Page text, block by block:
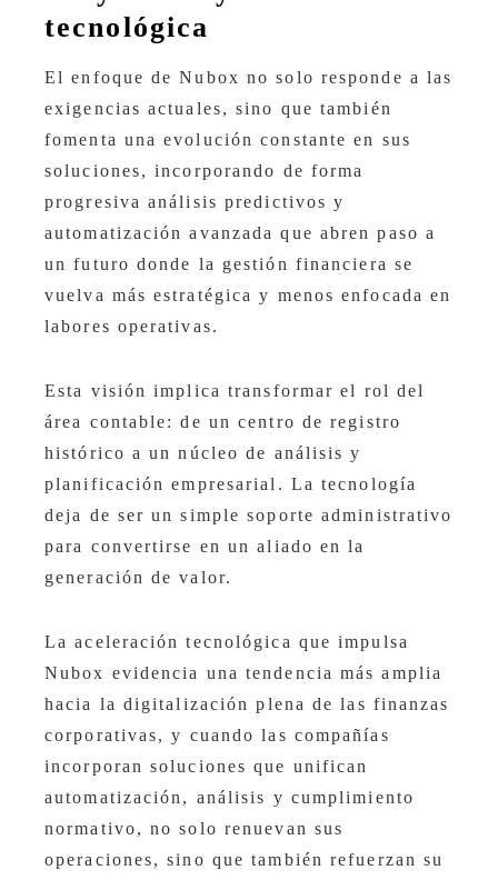
tecnológica
El enfoque de Nubox no solo responde a las
exigencias actuales, sino que también
fomenta una evolución constante en sus
soluciones, incorporando de forma
progresiva análisis predictivos y
automatización avanzada que abren paso a
un futuro donde la gestión financiera se
vuelva más estratégica y menos enfocada en
labores operativas.
Esta visión implica transformar el rol del
área contable: de un centro de registro
histórico a un núcleo de análisis y
planificación empresarial. La tecnología
deja de ser un simple soporte administrativo
para convertirse en un aliado en la
generación de valor.
La aceleración tecnológica que impulsa
Nubox evidencia una tendencia más amplia
hacia la digitalización plena de las finanzas
corporativas, y cuando las compañías
incorporan soluciones que unifican
automatización, análisis y cumplimiento
normativo, no solo renuevan sus
operaciones, sino que también refuerzan su